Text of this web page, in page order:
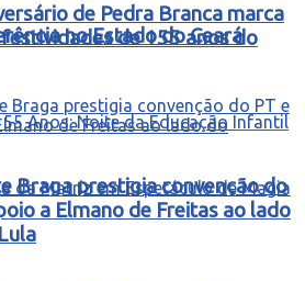
no Estado do Ceará
de Pedra Branca marca
de 155 anos do
Braga prestigia convenção do
a Elmano de Freitas ao lado